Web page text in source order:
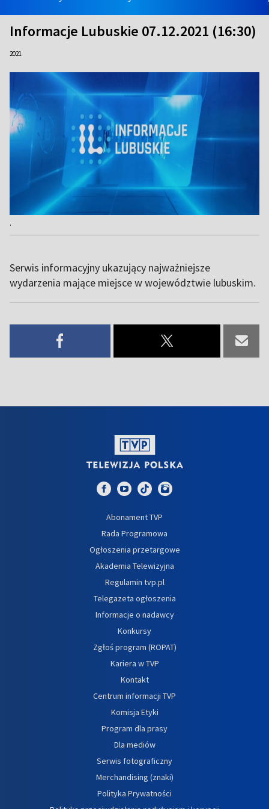
Informacje Lubuskie 07.12.2021 (16:30)
2021
.
Serwis informacyjny ukazujący najważniejsze
wydarzenia mające miejsce w województwie lubuskim.
Abonament TVP
Rada Programowa
Ogłoszenia przetargowe
Akademia Telewizyjna
Regulamin tvp.pl
Telegazeta ogłoszenia
Informacje o nadawcy
Konkursy
Zgłoś program (ROPAT)
Kariera w TVP
Kontakt
Centrum informacji TVP
Komisja Etyki
Program dla prasy
Dla mediów
Serwis fotograficzny
Merchandising (znaki)
Polityka Prywatności